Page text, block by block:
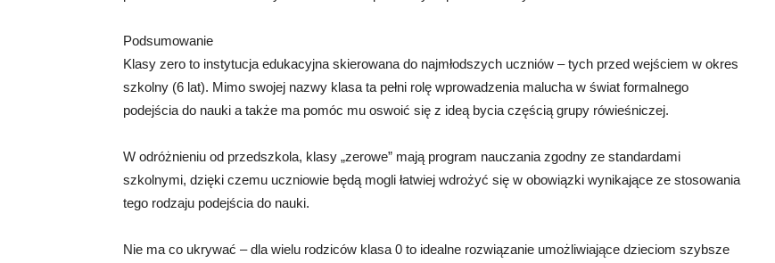
Podsumowanie
Klasy zero to instytucja edukacyjna skierowana do najmłodszych uczniów – tych przed wejściem w okres
szkolny (6 lat). Mimo swojej nazwy klasa ta pełni rolę wprowadzenia malucha w świat formalnego
podejścia do nauki a także ma pomóc mu oswoić się z ideą bycia częścią grupy rówieśniczej.
W odróżnieniu od przedszkola, klasy „zerowe” mają program nauczania zgodny ze standardami
szkolnymi, dzięki czemu uczniowie będą mogli łatwiej wdrożyć się w obowiązki wynikające ze stosowania
tego rodzaju podejścia do nauki.
Nie ma co ukrywać – dla wielu rodziców klasa 0 to idealne rozwiązanie umożliwiające dzieciom szybsze